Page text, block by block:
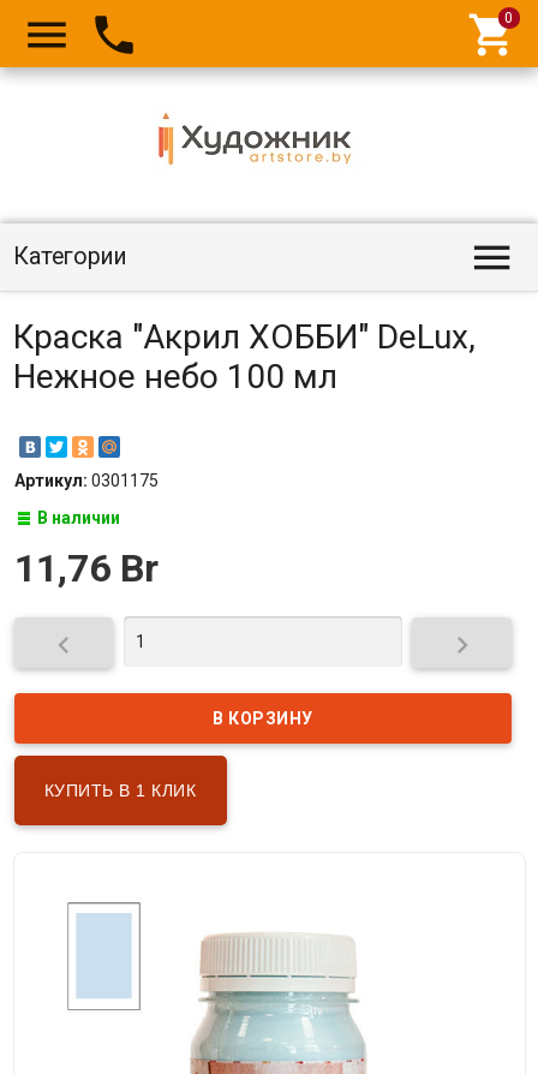
  
Категории 
Краска "Акрил ХОББИ" DeLux,
Нежное небо 100 мл
Артикул: 0301175
В наличии
11,76 Br
 
КУПИТЬ В 1 КЛИК